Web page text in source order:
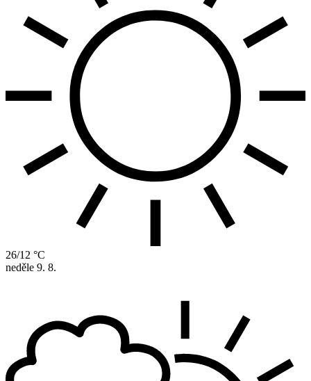
26/12 °C
neděle 9. 8.